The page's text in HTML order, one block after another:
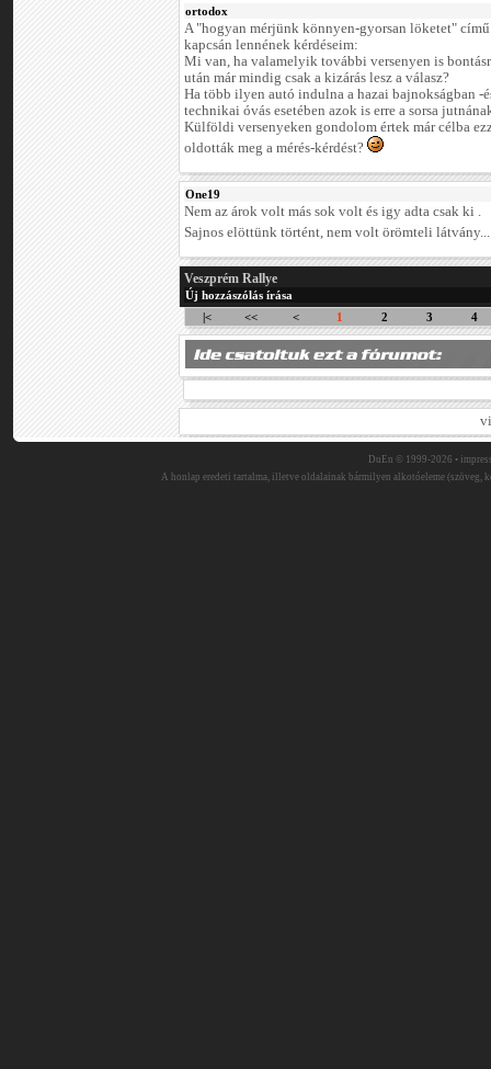
ortodox
A "hogyan mérjünk könnyen-gyorsan löketet"
kapcsán lennének kérdéseim:
Mi van, ha valamelyik további versenyen is
után már mindig csak a kizárás lesz a válasz?
Ha több ilyen autó indulna a hazai bajnokságban -
technikai óvás esetében azok is erre a sorsa
Külföldi versenyeken gondolom értek már célba
oldották meg a mérés-kérdést?
One19
Nem az árok volt más sok volt és igy adta csak ki .
Sajnos elöttünk történt, nem volt örömteli
Veszprém Rallye
Új hozzászólás írása
|<
<< < 1 2 3 4
DuEn © 1999-2026 •
A honlap eredeti tartalma, illetve oldalainak bármilyen alkotóeleme (szöveg,